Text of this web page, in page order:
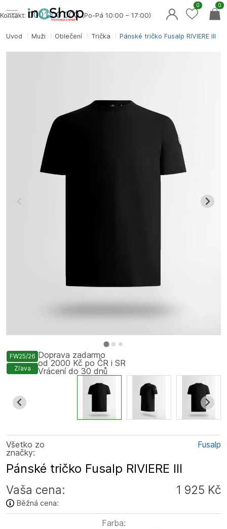
Úvod Muži Oblečení Trička Pánské tričko Fusalp RIVIERE III
FW25/26
Zľava
Všetko zo
značky:
Fusalp
Pánské tričko Fusalp RIVIERE III
Vaša cena: 1 925 Kč
Běžná cena:
Farba:
Doprava zadarmo
od 2000 Kč po ČR i SR
Vrácení do 30 dnů
Kontakt: 000 000 000(Po-Pá 10:00 – 17:00)
0
0